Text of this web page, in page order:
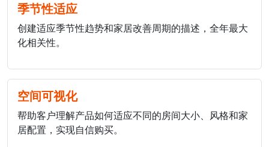
季节性适应
创建适应季节性趋势和家居改善周期的描述，全年最大
化相关性。
空间可视化
帮助客户理解产品如何适应不同的房间大小、风格和家
居配置，实现自信购买。